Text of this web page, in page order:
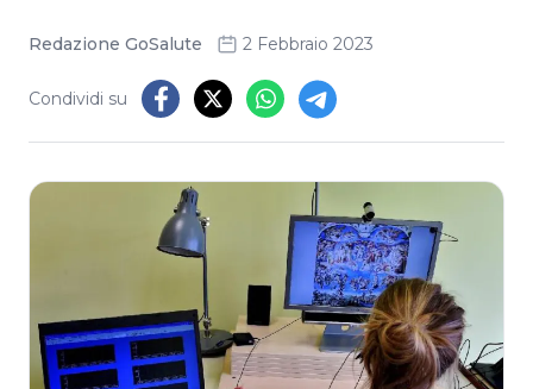
Redazione GoSalute 2 Febbraio 2023
Condividi su